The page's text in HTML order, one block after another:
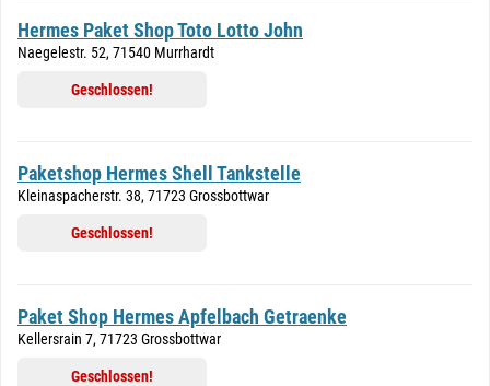
Hermes Paket Shop Toto Lotto John
Naegelestr. 52, 71540 Murrhardt
Geschlossen!
Paketshop Hermes Shell Tankstelle
Kleinaspacherstr. 38, 71723 Grossbottwar
Geschlossen!
Paket Shop Hermes Apfelbach Getraenke
Kellersrain 7, 71723 Grossbottwar
Geschlossen!